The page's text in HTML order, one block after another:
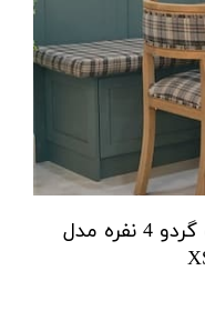
میز ناهارخوری چوبی گرد چوب گردو 4 نفره مدل